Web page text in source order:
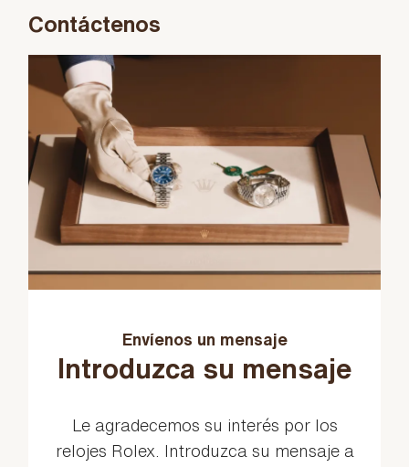
Contáctenos
Envíenos un mensaje
Introduzca su mensaje
Le agradecemos su interés por los
relojes Rolex. Introduzca su mensaje a